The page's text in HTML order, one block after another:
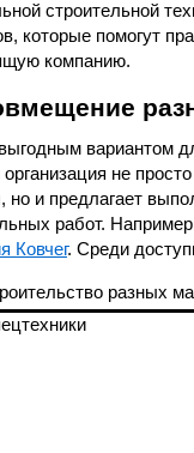
строительной
которые помогут
компанию.
вариантом
организация не
и предлагает
работ.
Ковчег. Среди
разных